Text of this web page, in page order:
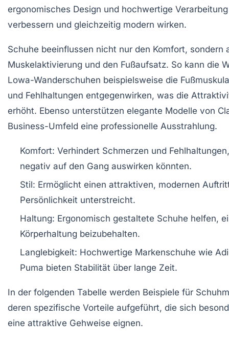
ergonomisches Design und hochwertige
verbessern und gleichzeitig modern wirken.
Schuhe beeinflussen nicht nur den Komfort, sondern
Muskelaktivierung und den Fußaufsatz. So kann die
Lowa-Wanderschuhen beispielsweise die
und Fehlhaltungen entgegenwirken, was die
erhöht. Ebenso unterstützen elegante Modelle von
Business-Umfeld eine professionelle Ausstrahlung.
Komfort: Verhindert Schmerzen und
negativ auf den Gang auswirken könnten.
Stil: Ermöglicht einen attraktiven, modernen
Persönlichkeit unterstreicht.
Haltung: Ergonomisch gestaltete Schuhe helfen,
Körperhaltung beizubehalten.
Langlebigkeit: Hochwertige Markenschuhe wie
Puma bieten Stabilität über lange Zeit.
In der folgenden Tabelle werden Beispiele für
deren spezifische Vorteile aufgeführt, die sich
eine attraktive Gehweise eignen.